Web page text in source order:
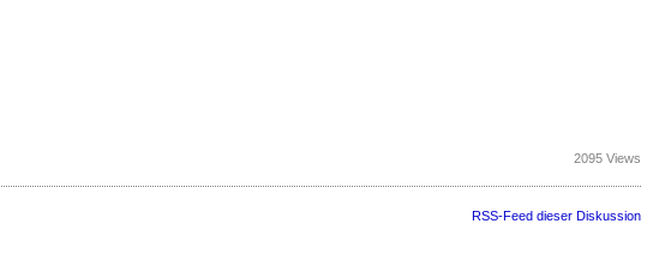
2095 Views
RSS-Feed dieser Diskussion